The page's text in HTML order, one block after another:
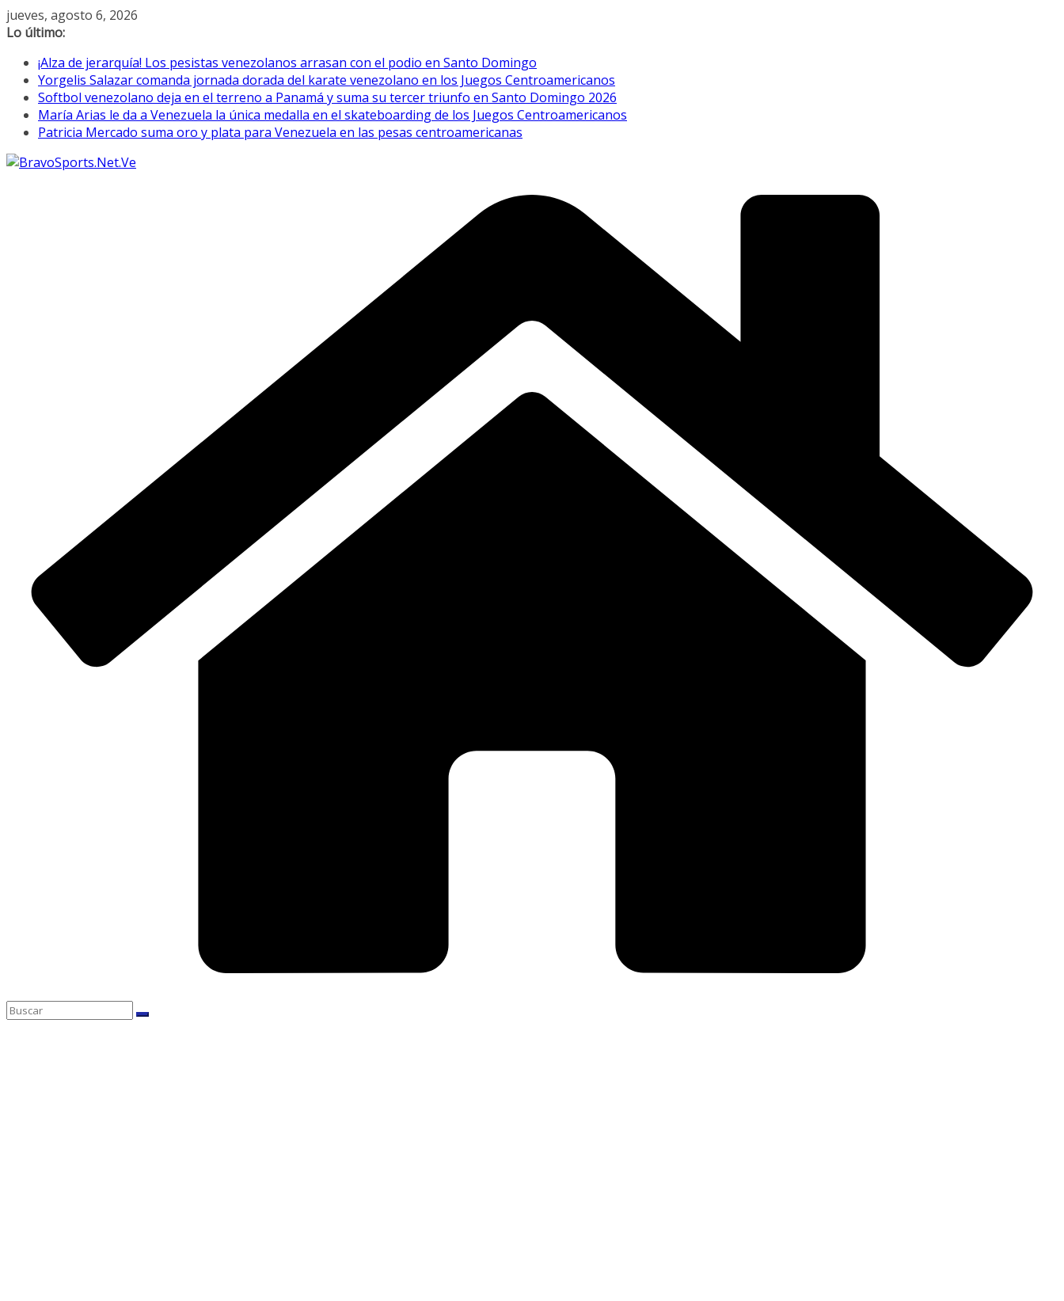
Saltar
al
jueves, agosto 6, 2026
Lo último:
¡Alza de jerarquía! Los pesistas venezolanos arrasan con el podio en Santo Domingo
Yorgelis Salazar comanda jornada dorada del karate venezolano en los Juegos Centroamericanos
Softbol venezolano deja en el terreno a Panamá y suma su tercer triunfo en Santo Domingo 2026
María Arias le da a Venezuela la única medalla en el skateboarding de los Juegos Centroamericanos
Patricia Mercado suma oro y plata para Venezuela en las pesas centroamericanas